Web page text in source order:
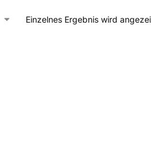
Einzelnes Ergebnis wird